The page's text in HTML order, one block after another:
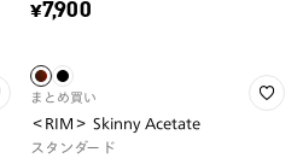
¥7,900
まとめ買い
＜RIM＞ Skinny Acetate
スタンダード